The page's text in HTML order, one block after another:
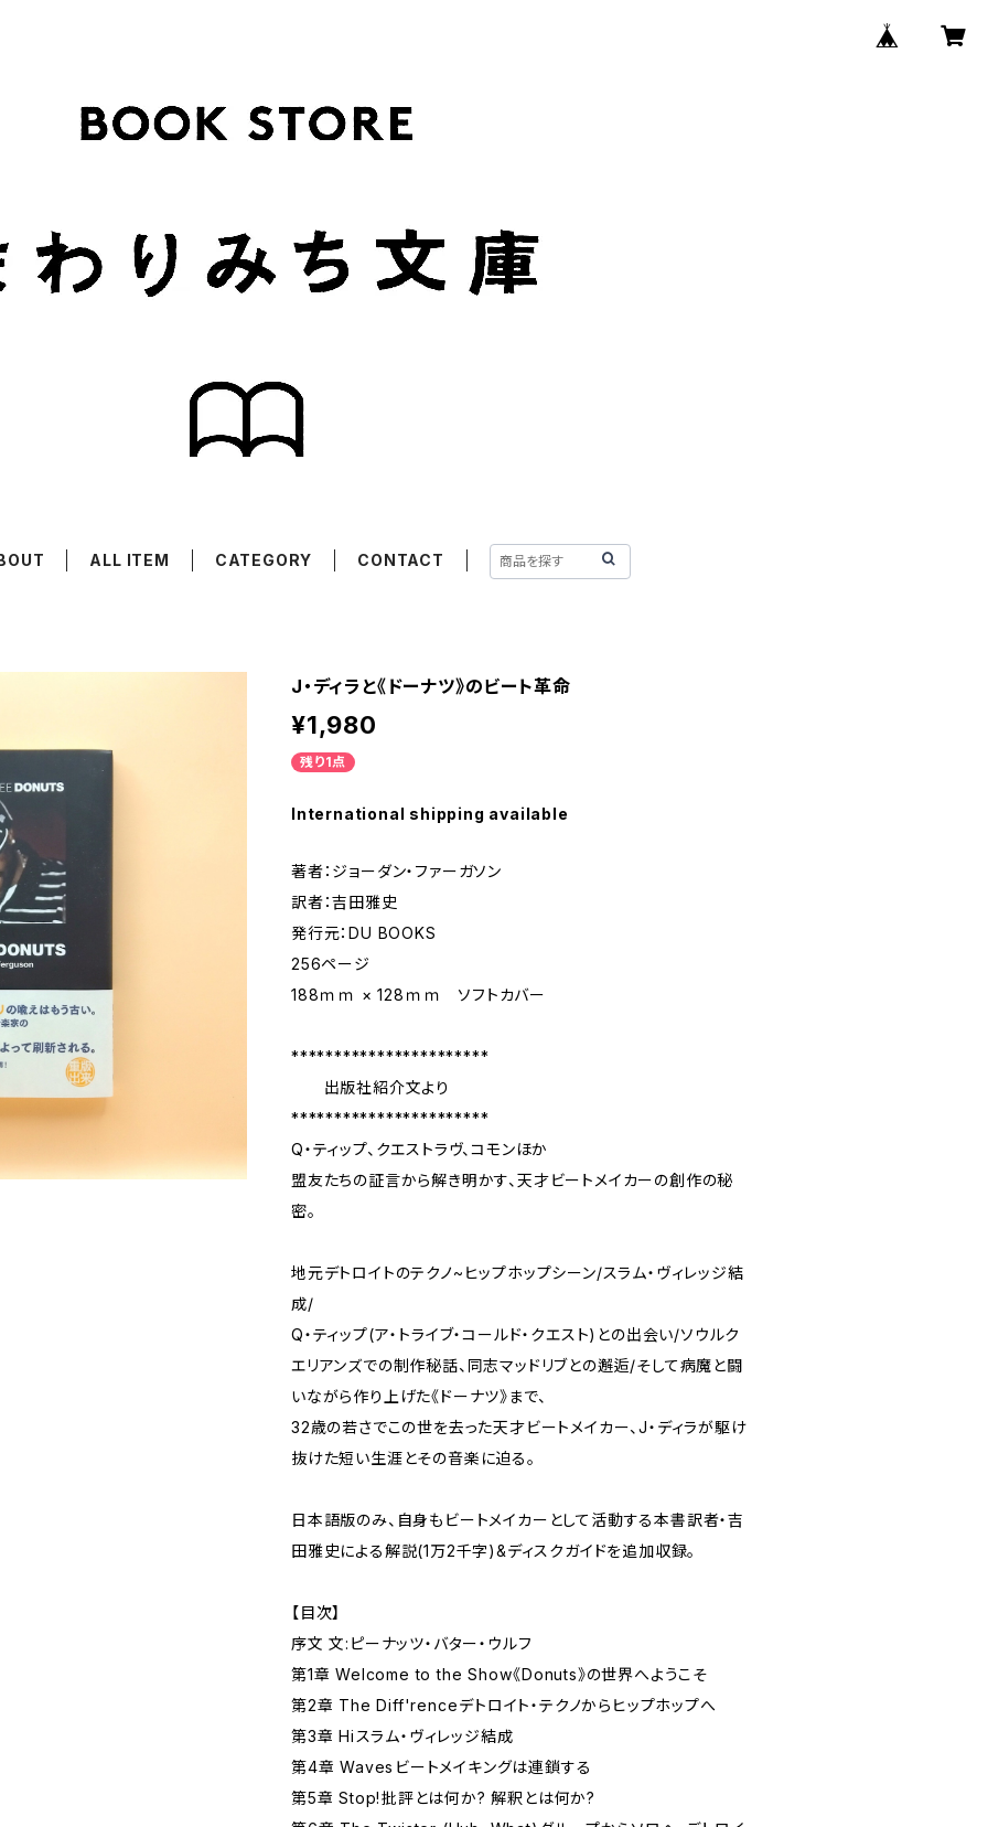
ALL ITEM CATEGORY CONTACT
J・ディラと《ドーナツ》のビート革命
¥1,980
残り1点
International shipping available
著者：ジョーダン・ファーガソン
訳者：吉田雅史
発行元：DU BOOKS
256ページ
188ｍｍ × 128ｍｍ ソフトカバー
***********************
出版社紹介文より
***********************
Q・ティップ、クエストラヴ、コモンほか
盟友たちの証言から解き明かす、天才ビートメイカーの創作の秘
密。
地元デトロイトのテクノ~ヒップホップシーン/スラム・ヴィレッジ結
成/
Q・ティップ(ア・トライブ・コールド・クエスト)との出会い/ソウルク
エリアンズでの制作秘話、同志マッドリブとの邂逅/そして病魔と闘
いながら作り上げた《ドーナツ》まで、
32歳の若さでこの世を去った天才ビートメイカー、J・ディラが駆け
抜けた短い生涯とその音楽に迫る。
日本語版のみ、自身もビートメイカーとして活動する本書訳者・吉
田雅史による解説(1万2千字)&ディスクガイドを追加収録。
【目次】
序文 文:ピーナッツ・バター・ウルフ
第1章 Welcome to the Show――《Donuts》の世界へようこそ
第2章 The Diff'rence――デトロイト・テクノからヒップホップへ
第3章 Hi――スラム・ヴィレッジ結成
第4章 Waves――ビートメイキングは連鎖する
第5章 Stop!――批評とは何か? 解釈とは何か?